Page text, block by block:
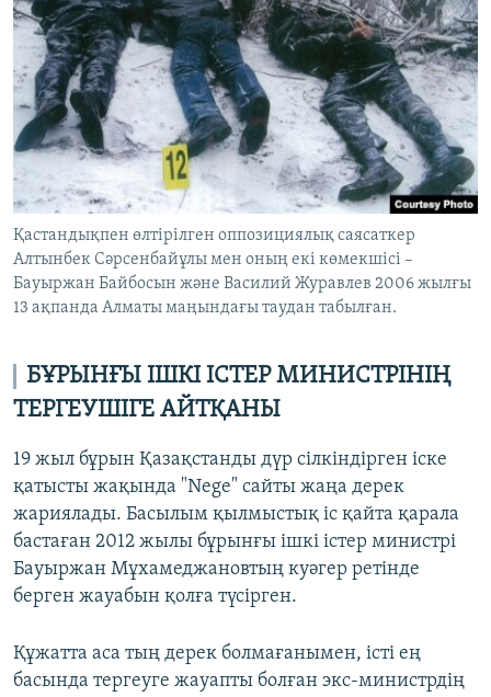
Қастандықпен өлтірілген оппозициялық саясаткер
Алтынбек Сәрсенбайұлы мен оның екі көмекшісі –
Бауыржан Байбосын және Василий Журавлев 2006 жылғы
13 ақпанда Алматы маңындағы таудан табылған.
БҰРЫНҒЫ ІШКІ ІСТЕР МИНИСТРІНІҢ
ТЕРГЕУШІГЕ АЙТҚАНЫ
19 жыл бұрын Қазақстанды дүр сілкіндірген іске
қатысты жақында "Nege" сайты жаңа дерек
жариялады. Басылым қылмыстық іс қайта қарала
бастаған 2012 жылы бұрынғы ішкі істер министрі
Бауыржан Мұхамеджановтың куәгер ретінде
берген жауабын қолға түсірген.
Құжатта аса тың дерек болмағанымен, істі ең
басында тергеуге жауапты болған экс-министрдің